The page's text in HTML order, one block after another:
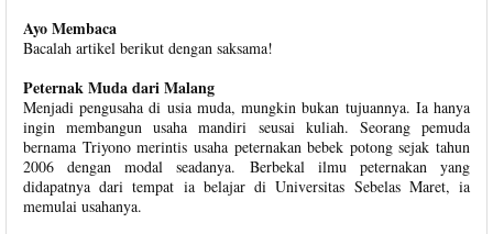
Ayo Membaca
Bacalah artikel berikut dengan saksama!
Peternak Muda dari Malang
Menjadi pengusaha di usia muda, mungkin bukan tujuannya. Ia hanya
ingin membangun usaha mandiri seusai kuliah. Seorang pemuda
bernama Triyono merintis usaha peternakan bebek potong sejak tahun
2006 dengan modal seadanya. Berbekal ilmu peternakan yang
didapatnya dari tempat ia belajar di Universitas Sebelas Maret, ia
memulai usahanya.